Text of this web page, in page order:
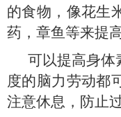
的食物，像花生
药，章鱼等来提
可以提高身体
度的脑力劳动都
注意休息，防止